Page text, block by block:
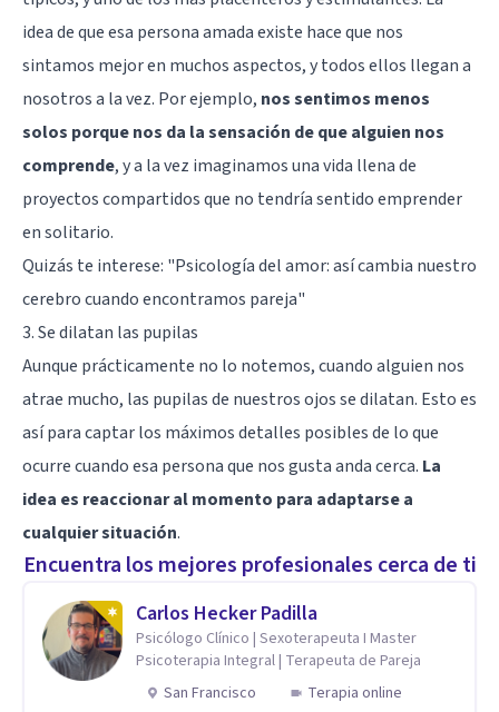
idea de que esa persona amada existe hace que nos
sintamos mejor en muchos aspectos, y todos ellos llegan a
nosotros a la vez. Por ejemplo, nos sentimos menos
solos porque nos da la sensación de que alguien nos
comprende, y a la vez imaginamos una vida llena de
proyectos compartidos que no tendría sentido emprender
en solitario.
Quizás te interese: "Psicología del amor: así cambia nuestro
cerebro cuando encontramos pareja"
3. Se dilatan las pupilas
Aunque prácticamente no lo notemos, cuando alguien nos
atrae mucho, las pupilas de nuestros ojos se dilatan. Esto es
así para captar los máximos detalles posibles de lo que
ocurre cuando esa persona que nos gusta anda cerca. La
idea es reaccionar al momento para adaptarse a
cualquier situación.
Encuentra los mejores profesionales cerca de ti
Carlos Hecker Padilla
Psicólogo Clínico | Sexoterapeuta I Master
Psicoterapia Integral | Terapeuta de Pareja
San Francisco
Terapia online